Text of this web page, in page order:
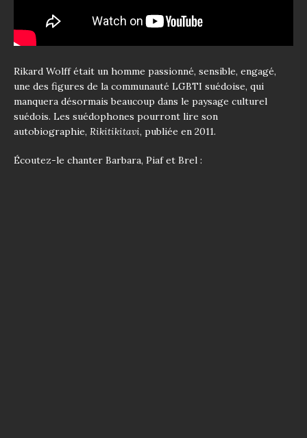
Rikard Wolff était un homme passionné, sensible, engagé,
une des figures de la communauté LGBTI suédoise, qui
manquera désormais beaucoup dans le paysage culturel
suédois. Les suédophones pourront lire son
autobiographie, Rikitikitavi, publiée en 2011.
Écoutez-le chanter Barbara, Piaf et Brel :